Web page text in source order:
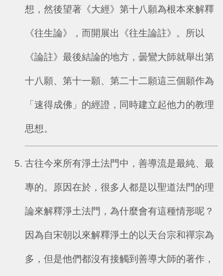
想，然後望著《大經》第十八願為根本來解釋
《往生論》，而開展出《往生論註》。所以
《論註》最後結論的地方，曇鸞大師就舉出第
十八願、第十一願、第二十二願這三個願作為
「速得成佛」的經證，同時建立起他力的教理
思想。
古往今來所有淨土法門中，善導流是最純、最
專的。原因在於，很多人都是以聖道法門的理
論來解釋淨土法門，為什麼會有這種情形呢？
因為自宋朝以來解釋淨土的以天台宗和禪宗為
多，但是他們都沒有接觸到善導大師的著作，